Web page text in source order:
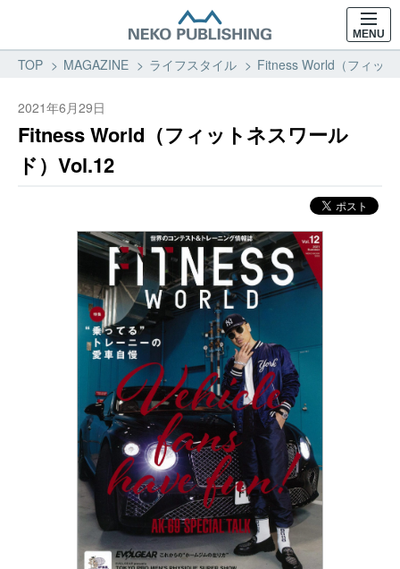
MENU
TOP MAGAZINE ライフスタイル Fitness World（フィッ
2021年6月29日
Fitness World（フィットネスワール
ド）Vol.12